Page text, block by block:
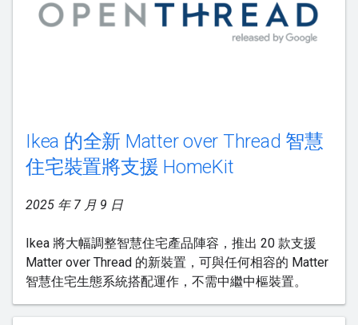
Ikea 的全新 Matter over Thread 智慧
住宅裝置將支援 HomeKit
2025 年 7 月 9 日
Ikea 將大幅調整智慧住宅產品陣容，推出 20 款支援
Matter over Thread 的新裝置，可與任何相容的 Matter
智慧住宅生態系統搭配運作，不需中繼中樞裝置。